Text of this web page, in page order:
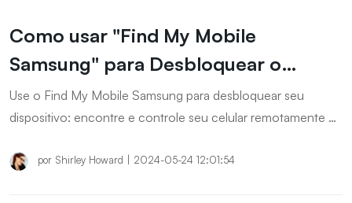
Como usar "Find My Mobile
Samsung" para Desbloquear o
Android?
Use o Find My Mobile Samsung para desbloquear seu
dispositivo: encontre e controle seu celular remotamente de
Mobile da Samsung para desbloquear seu celular
por Shirley Howard 2024-05-24 12:01:54